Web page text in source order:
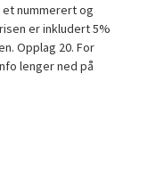
et nummerert og
er inkludert 5%
Opplag 20. For
lenger ned på